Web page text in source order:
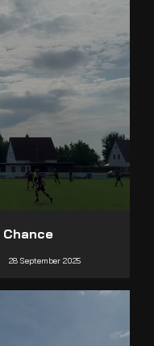
Chance
28 September 2025